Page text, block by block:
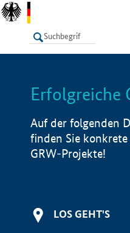
LISTE
Erfolgreiche
Auf der folgenden
finden Sie
GRW-Projekte!
LOS GEHT'S